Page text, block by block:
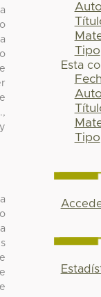
Tipo
Esta
Tipo